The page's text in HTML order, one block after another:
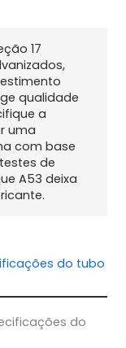
17
qualidade
a
uma
com base
de
A53 deixa
do tubo